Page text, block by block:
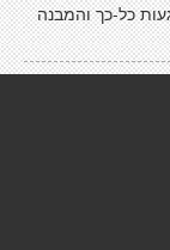
כל-כך והמבנה